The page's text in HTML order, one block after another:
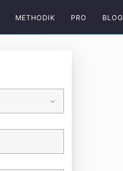
METHODIK PRO BLOG